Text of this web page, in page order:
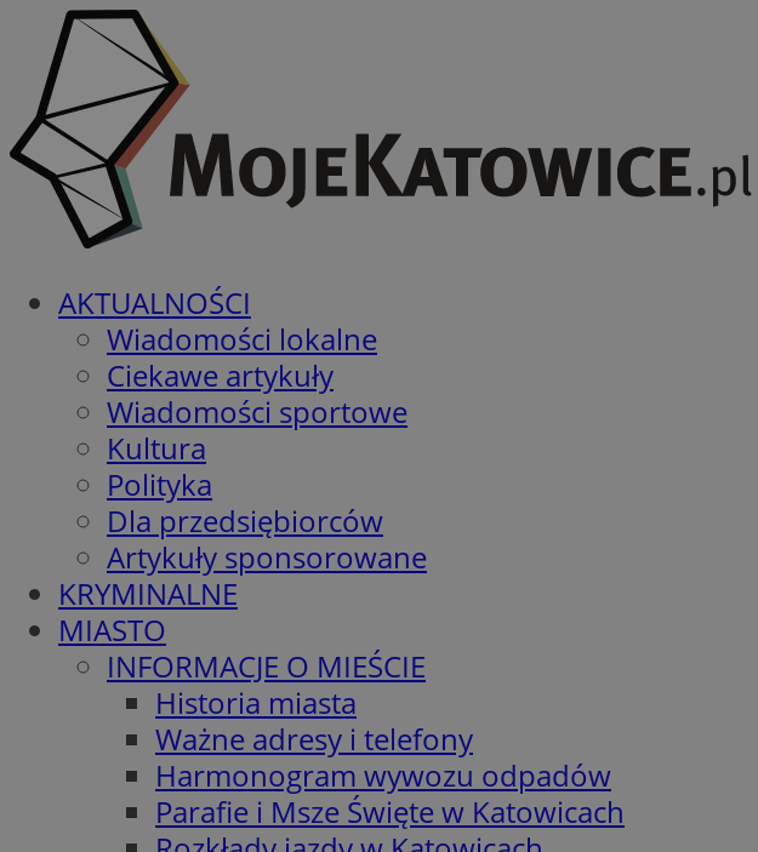
AKTUALNOŚCI
Wiadomości lokalne
Ciekawe artykuły
Wiadomości sportowe
Kultura
Polityka
Dla przedsiębiorców
Artykuły sponsorowane
KRYMINALNE
MIASTO
INFORMACJE O MIEŚCIE
Historia miasta
Ważne adresy i telefony
Harmonogram wywozu odpadów
Parafie i Msze Święte w Katowicach